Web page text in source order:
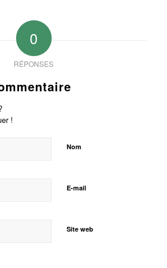
0
RÉPONSES
!
Nom
E-mail
Site web